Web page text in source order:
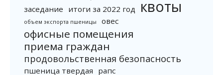
заседание итоги за 2022 год квоты
объем экспорта пшеницы овес
офисные помещения
приема граждан
продовольственная безопасность
пшеница твердая рапс